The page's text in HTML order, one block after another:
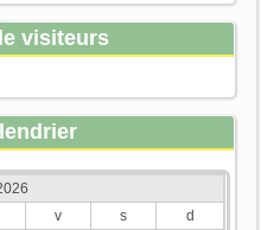
visiteurs
v s
d